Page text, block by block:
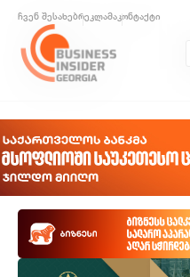
ჩვენ შესახებრეკლამაკონტაქტი